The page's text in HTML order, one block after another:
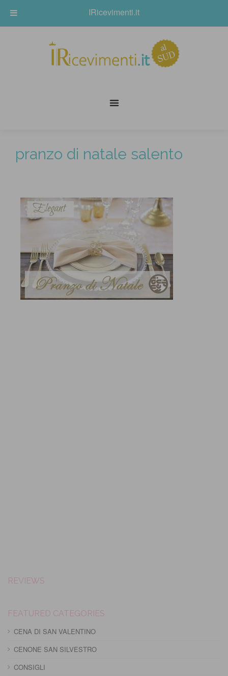
pranzo di natale salento
REVIEWS
FEATURED CATEGORIES
CENA DI SAN VALENTINO
CENONE SAN SILVESTRO
CONSIGLI
IRicevimenti.it